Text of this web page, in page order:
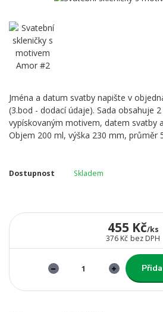
Jména a datum svatby napište v
(3.bod - dodací údaje). Sada obsahuje 2
vypískovaným motivem, datem svatby
Objem 200 ml, výška 230 mm, průměr
Dostupnost Skladem
455 Kč/ks
376 Kč bez DPH